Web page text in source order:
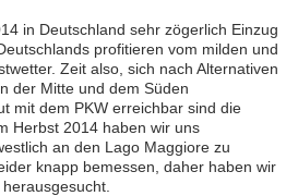
in Deutschland sehr zögerlich Einzug
profitieren vom milden und
Zeit also, sich nach Alternativen
der Mitte und dem Süden
mit dem PKW erreichbar sind die
Herbst 2014 haben wir uns
an den Lago Maggiore zu
knapp bemessen, daher haben wir